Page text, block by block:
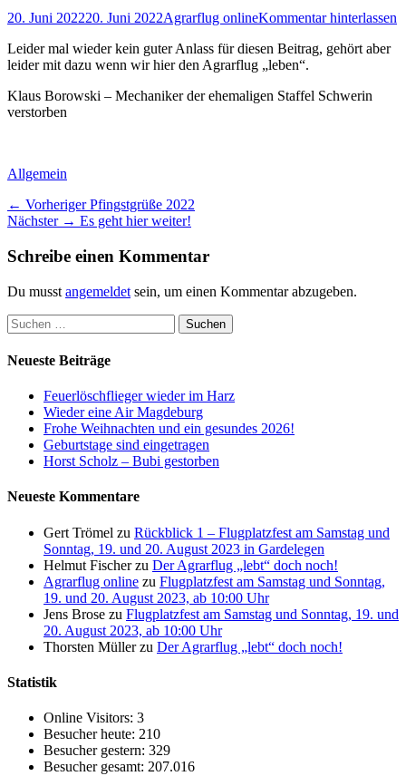
Posted
20. Juni 202220. Juni 2022Autor
Agrarflug onlineKommentar hinterlassen
Leider mal wieder kein guter Anlass für diesen Beitrag, gehört aber
leider mit dazu wenn wir hier den Agrarflug „leben“.
Klaus Borowski – Mechaniker der ehemaligen Staffel Schwerin
verstorben
Kategorien
Allgemein
Beitragsnavigation
← Vorheriger Vorheriger
Beitrag:
Pfingstgrüße 2022
Nächster → Nächster
Es geht hier weiter!
Schreibe einen Kommentar
Du musst angemeldet sein, um einen Kommentar abzugeben.
Suchen
nach:
Neueste Beiträge
Feuerlöschflieger wieder im Harz
Wieder eine Air Magdeburg
Frohe Weihnachten und ein gesundes 2026!
Geburtstage sind eingetragen
Horst Scholz – Bubi gestorben
Neueste Kommentare
Gert Trömel zu Rückblick 1 – Flugplatzfest am Samstag und
Sonntag, 19. und 20. August 2023 in Gardelegen
Helmut Fischerzu Der Agrarflug „lebt“ doch noch!
Agrarflug online zu Flugplatzfest am Samstag und Sonntag,
19. und 20. August 2023, ab 10:00 Uhr
Jens Brose zu Flugplatzfest am Samstag und Sonntag, 19. und
20. August 2023, ab 10:00 Uhr
Thorsten Müllerzu Der Agrarflug „lebt“ doch noch!
Statistik
Online Visitors: 3
Besucher heute: 210
Besucher gestern: 329
Besucher gesamt: 207.016